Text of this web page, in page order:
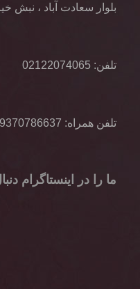
بلوار سعادت آباد ، نبش خیابان
تلفن: 02122074065
تلفن همراه:
ما را در اینستاگرام